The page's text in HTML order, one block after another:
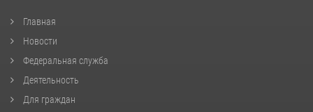
Главная
Новости
Федеральная служба
Деятельность
Для граждан